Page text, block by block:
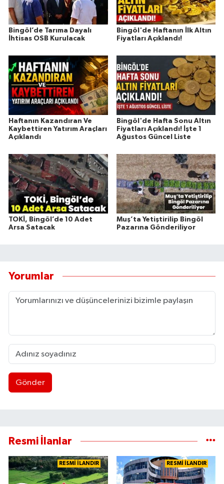
Bingöl’de Tarıma Dayalı
İhtisas OSB Kurulacak
Bingöl'de Haftanın İlk Altın
Fiyatları Açıklandı!
Haftanın Kazandıran Ve
Kaybettiren Yatırım Araçları
Açıklandı
Bingöl'de Hafta Sonu Altın
Fiyatları Açıklandı! İşte 1
Ağustos Güncel Liste
TOKİ, Bingöl’de 10 Adet
Arsa Satacak
Muş’ta Yetiştirilip Bingöl
Pazarına Gönderiliyor
Yorumlar
Gönder
Resmi İlanlar
RESMİ İLANDIR RESMİ İLANDIR